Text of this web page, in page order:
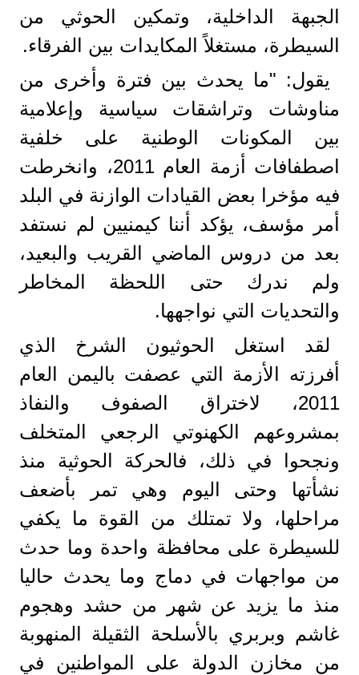
الجبهة الداخلية، وتمكين الحوثي من
السيطرة، مستغلاً المكايدات بين الفرقاء.
يقول: "ما يحدث بين فترة وأخرى من
مناوشات وتراشقات سياسية وإعلامية
بين المكونات الوطنية على خلفية
اصطفافات أزمة العام 2011، وانخرطت
فيه مؤخرا بعض القيادات الوازنة في البلد
أمر مؤسف، يؤكد أننا كيمنيين لم نستفد
بعد من دروس الماضي القريب والبعيد،
ولم ندرك حتى اللحظة المخاطر
والتحديات التي نواجهها.
لقد استغل الحوثيون الشرخ الذي
أفرزته الأزمة التي عصفت باليمن العام
2011، لاختراق الصفوف والنفاذ
بمشروعهم الكهنوتي الرجعي المتخلف
ونجحوا في ذلك، فالحركة الحوثية منذ
نشأتها وحتى اليوم وهي تمر بأضعف
مراحلها، ولا تمتلك من القوة ما يكفي
للسيطرة على محافظة واحدة وما حدث
من مواجهات في دماج وما يحدث حاليا
منذ ما يزيد عن شهر من حشد وهجوم
غاشم وبربري بالأسلحة الثقيلة المنهوبة
من مخازن الدولة على المواطنين في